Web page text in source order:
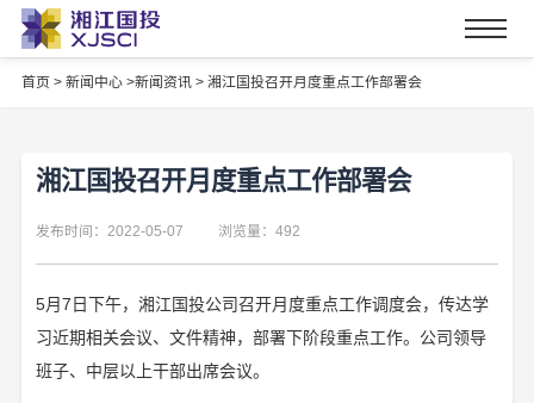
首页 > 新闻中心 >新闻资讯 > 湘江国投召开月度重点工作部署会
湘江国投召开月度重点工作部署会
发布时间：2022-05-07 浏览量：492
5月7日下午，湘江国投公司召开月度重点工作调度会，传达学
习近期相关会议、文件精神，部署下阶段重点工作。公司领导
班子、中层以上干部出席会议。